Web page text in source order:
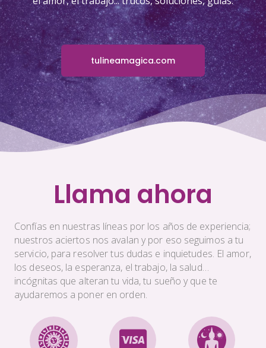
tulineamagica.com
Llama ahora
Confías en nuestras líneas por los años de experiencia;
nuestros aciertos nos avalan y por eso seguimos a tu
servicio, para resolver tus dudas e inquietudes. El amor,
los deseos, la esperanza, el trabajo, la salud…
incógnitas que alteran tu vida, tu sueño y que te
ayudaremos a poner en orden.